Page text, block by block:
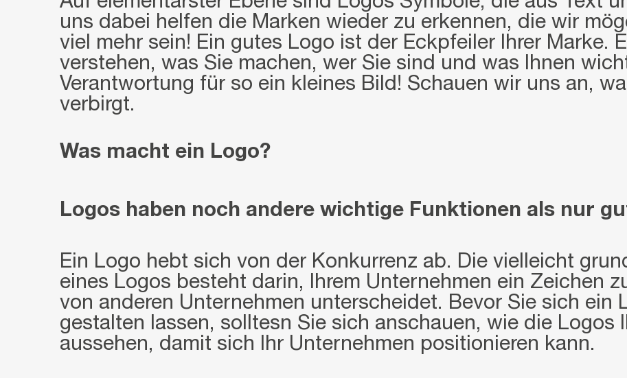
uns dabei helfen die Marken wieder zu erkennen, die wir
viel mehr sein! Ein gutes Logo ist der Eckpfeiler Ihrer Marke.
verstehen, was Sie machen, wer Sie sind und was Ihnen
Verantwortung für so ein kleines Bild! Schauen wir uns an,
verbirgt.
Was macht ein Logo?
Logos haben noch andere wichtige Funktionen als nur
Ein Logo hebt sich von der Konkurrenz ab. Die vielleicht
eines Logos besteht darin, Ihrem Unternehmen ein Zeichen
von anderen Unternehmen unterscheidet. Bevor Sie sich ein
gestalten lassen, solltesn Sie sich anschauen, wie die Logos
aussehen, damit sich Ihr Unternehmen positionieren kann.